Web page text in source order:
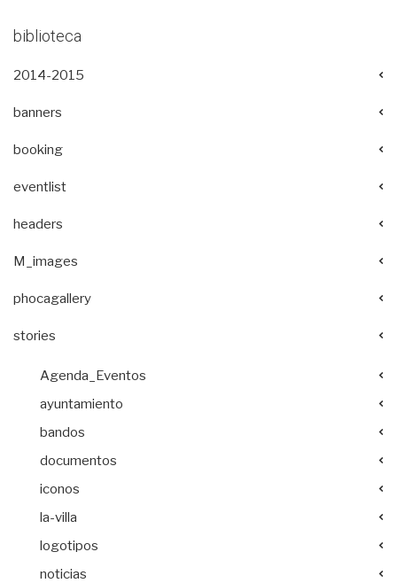
biblioteca
2014-2015
banners
booking
eventlist
headers
M_images
phocagallery
stories
Agenda_Eventos
ayuntamiento
bandos
documentos
iconos
la-villa
logotipos
noticias